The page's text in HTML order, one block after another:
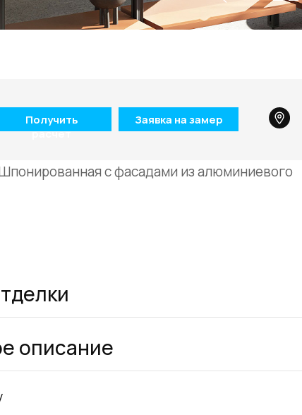
Получить
расчет
Заявка на замер
с фасадами из алюминиевого
описание